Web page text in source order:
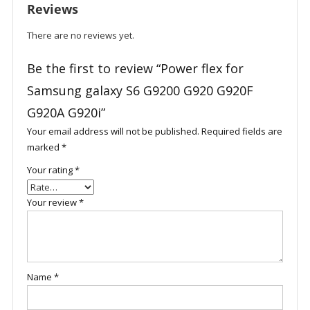
Reviews
There are no reviews yet.
Be the first to review “Power flex for
Samsung galaxy S6 G9200 G920 G920F
G920A G920i”
Your email address will not be published. Required fields are
marked *
Your rating*
Your review*
Name *